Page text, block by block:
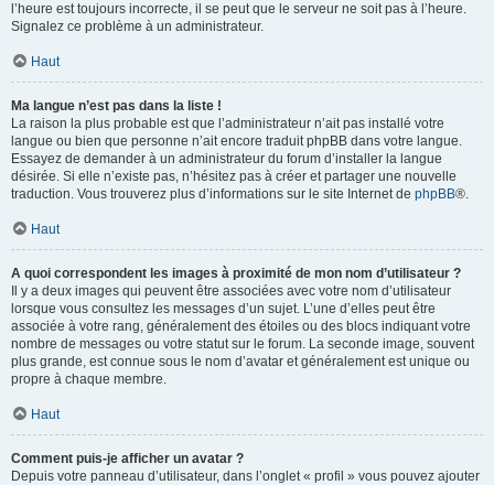
l’heure est toujours incorrecte, il se peut que le serveur ne soit pas à l’heure.
Signalez ce problème à un administrateur.
Haut
Ma langue n’est pas dans la liste !
La raison la plus probable est que l’administrateur n’ait pas installé votre
langue ou bien que personne n’ait encore traduit phpBB dans votre langue.
Essayez de demander à un administrateur du forum d’installer la langue
désirée. Si elle n’existe pas, n’hésitez pas à créer et partager une nouvelle
traduction. Vous trouverez plus d’informations sur le site Internet de phpBB®.
Haut
A quoi correspondent les images à proximité de mon nom d’utilisateur ?
Il y a deux images qui peuvent être associées avec votre nom d’utilisateur
lorsque vous consultez les messages d’un sujet. L’une d’elles peut être
associée à votre rang, généralement des étoiles ou des blocs indiquant votre
nombre de messages ou votre statut sur le forum. La seconde image, souvent
plus grande, est connue sous le nom d’avatar et généralement est unique ou
propre à chaque membre.
Haut
Comment puis-je afficher un avatar ?
Depuis votre panneau d’utilisateur, dans l’onglet « profil » vous pouvez ajouter